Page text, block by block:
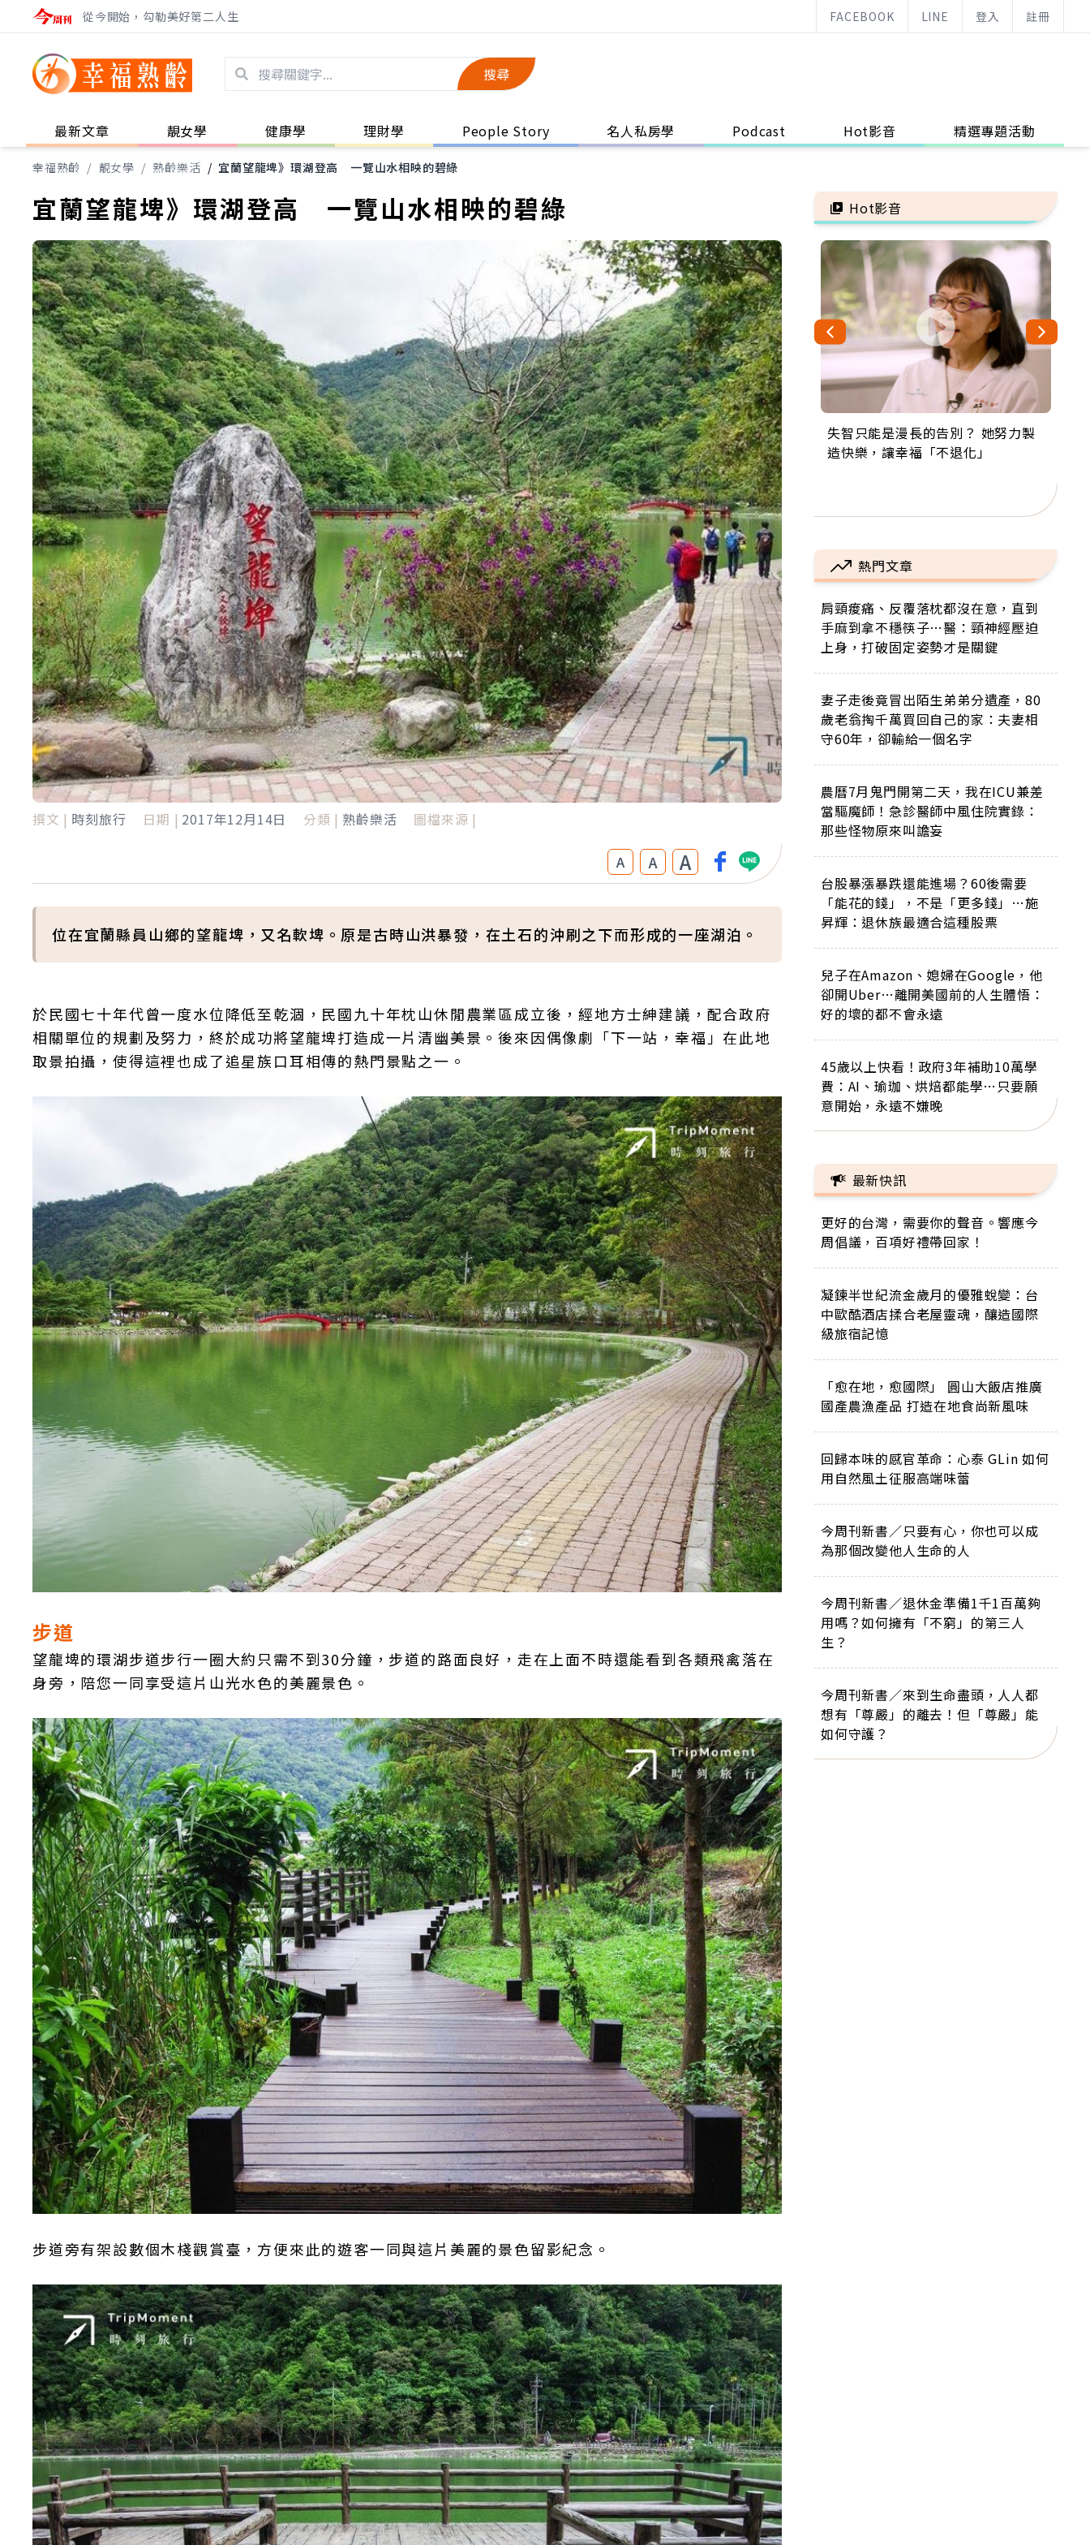
從今開始，勾勒美好第二人生 FACEBOOK LINE 登入 註冊
搜尋
最新文章 靚女學 健康學 理財學 People Story 名人私房學 Podcast Hot影音 精選專題活動
幸福熟齡 / 靚女學 / 熟齡樂活 / 宜蘭望龍埤》環湖登高 一覽山水相映的碧綠
宜蘭望龍埤》環湖登高 一覽山水相映的碧綠
撰文 | 時刻旅行 日期 | 2017年12月14日 分類 | 熟齡樂活 圖檔來源 |
A A A
位在宜蘭縣員山鄉的望龍埤，又名軟埤。原是古時山洪暴發，在土石的沖刷之下而形成的一座湖泊。
於民國七十年代曾一度水位降低至乾涸，民國九十年枕山休閒農業區成立後，經地方士紳建議，配合政府
相關單位的規劃及努力，終於成功將望龍埤打造成一片清幽美景。後來因偶像劇「下一站，幸福」在此地
取景拍攝，使得這裡也成了追星族口耳相傳的熱門景點之一。
步道
望龍埤的環湖步道步行一圈大約只需不到30分鐘，步道的路面良好，走在上面不時還能看到各類飛禽落在
身旁，陪您一同享受這片山光水色的美麗景色。
步道旁有架設數個木棧觀賞臺，方便來此的遊客一同與這片美麗的景色留影紀念。
Hot影音
失智只能是漫長的告別？ 她努力製
造快樂，讓幸福「不退化」
來自剛果的巧克力神父 為台灣奉獻
36年 「台灣是我的家，我連作夢都
63歲卸矽谷副總、搬回台灣找快
樂！「蛋黃哥小丑」走進安養院，
104歲打破金氏世界紀錄 成為全球
最年長羽球選手，分享長壽的秘密
事業巔峰他選擇追夢…黑手阿伯拉
小提琴還登上小巨蛋！連CNN都大
熱門文章
肩頸痠痛、反覆落枕都沒在意，直到
手麻到拿不穩筷子…醫：頸神經壓迫
上身，打破固定姿勢才是關鍵
妻子走後竟冒出陌生弟弟分遺產，80
歲老翁掏千萬買回自己的家：夫妻相
守60年，卻輸給一個名字
農曆7月鬼門開第二天，我在ICU兼差
當驅魔師！急診醫師中風住院實錄：
那些怪物原來叫譫妄
台股暴漲暴跌還能進場？60後需要
「能花的錢」，不是「更多錢」…施
昇輝：退休族最適合這種股票
兒子在Amazon、媳婦在Google，他
卻開Uber…離開美國前的人生體悟：
好的壞的都不會永遠
45歲以上快看！政府3年補助10萬學
費：AI、瑜珈、烘焙都能學…只要願
意開始，永遠不嫌晚
最新快訊
更好的台灣，需要你的聲音。響應今
周倡議，百項好禮帶回家！
凝鍊半世紀流金歲月的優雅蛻變：台
中歐酷酒店揉合老屋靈魂，釀造國際
級旅宿記憶
「愈在地，愈國際」 圓山大飯店推廣
國產農漁產品 打造在地食尚新風味
回歸本味的感官革命：心泰 GLin 如何
用自然風土征服高端味蕾
今周刊新書／只要有心，你也可以成
為那個改變他人生命的人
今周刊新書／退休金準備1千1百萬夠
用嗎？如何擁有「不窮」的第三人
生？
今周刊新書／來到生命盡頭，人人都
想有「尊嚴」的離去！但「尊嚴」能
如何守護？